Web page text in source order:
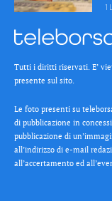
1
Tutti i diritti riservati. E’
presente sul sito.
Le foto presenti su
di pubblicazione in
pubblicazione di
all’indirizzo di e-mail
all’accertamento ed